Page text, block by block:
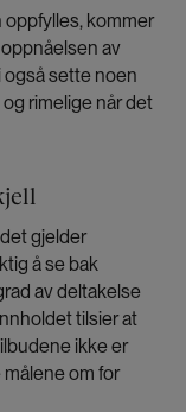
oppfylles, kommer
av
også sette noen
rimelige når det
gjelder
å se bak
av deltakelse
tilsier at
ikke er
om for